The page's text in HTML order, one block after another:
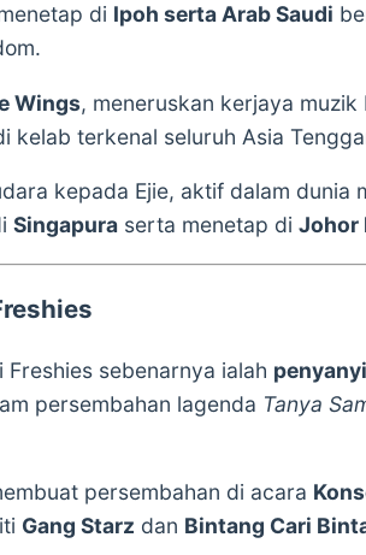
di Ipoh serta Arab Saudi
Wings, meneruskan kerjaya
kelab terkenal seluruh Asia
kepada Ejie, aktif dalam dunia
Singapura serta menetap di Johor
sebenarnya ialah
persembahan lagenda Tanya
persembahan di acara
Gang Starz dan Bintang Cari